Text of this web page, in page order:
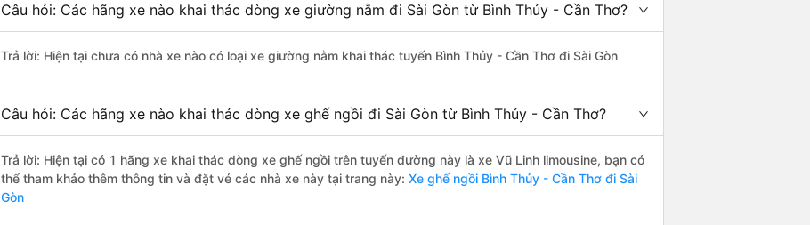
Câu hỏi: Các hãng xe nào khai thác dòng xe giường nằm đi Sài Gòn từ Bình Thủy - Cần Thơ?
Trả lời: Hiện tại chưa có nhà xe nào có loại xe giường nằm khai thác tuyến Bình Thủy - Cần Thơ đi Sài Gòn
Câu hỏi: Các hãng xe nào khai thác dòng xe ghế ngồi đi Sài Gòn từ Bình Thủy - Cần Thơ?
Trả lời: Hiện tại có 1 hãng xe khai thác dòng xe ghế ngồi trên tuyến đường này là xe Vũ Linh limousine, bạn có
thể tham khảo thêm thông tin và đặt vé các nhà xe này tại trang này: Xe ghế ngồi Bình Thủy - Cần Thơ đi Sài
Gòn